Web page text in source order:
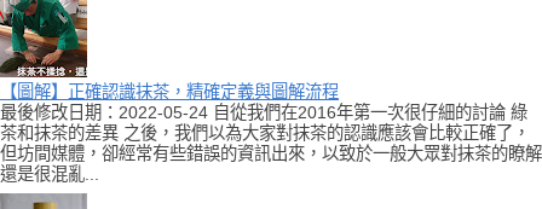
【圖解】正確認識抹茶，精確定義與圖解流程
最後修改日期：2022-05-24 自從我們在2016年第一次很仔細的討論 綠
茶和抹茶的差異 之後，我們以為大家對抹茶的認識應該會比較正確了，
但坊間媒體，卻經常有些錯誤的資訊出來，以致於一般大眾對抹茶的瞭解
還是很混亂...